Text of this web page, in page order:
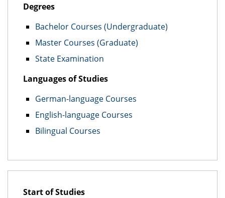
Degrees
Bachelor Courses (Undergraduate)
Master Courses (Graduate)
State Examination
Languages of Studies
German-language Courses
English-language Courses
Bilingual Courses
Start of Studies